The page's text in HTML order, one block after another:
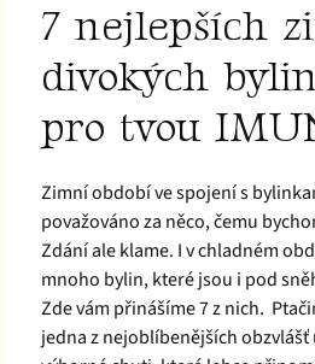
7 nejlepších
divokých
pro tvou
Zimní období ve spojení s
považováno za něco, čemu
Zdání ale klame. I v chladném
mnoho bylin, které jsou i pod
Zde vám přinášíme 7 z nich.
jedna z nejoblíbenějších